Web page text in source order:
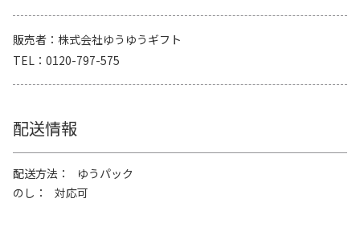
販売者
株式会社ゆうゆうギフト
TEL
0120-797-575
配送情報
配送方法
ゆうパック
のし
対応可